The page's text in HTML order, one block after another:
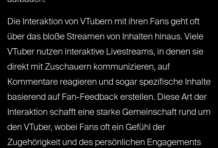
Die Interaktion von VTubern mit ihren Fans geht oft
über das bloße Streamen von Inhalten hinaus. Viele
VTuber nutzen interaktive Livestreams, in denen sie
direkt mit Zuschauern kommunizieren, auf
Kommentare reagieren und sogar spezifische Inhalte
basierend auf Fan-Feedback erstellen. Diese Art der
Interaktion schafft eine starke Gemeinschaft rund um
den VTuber, wobei Fans oft ein Gefühl der
Zugehörigkeit und des persönlichen Engagements